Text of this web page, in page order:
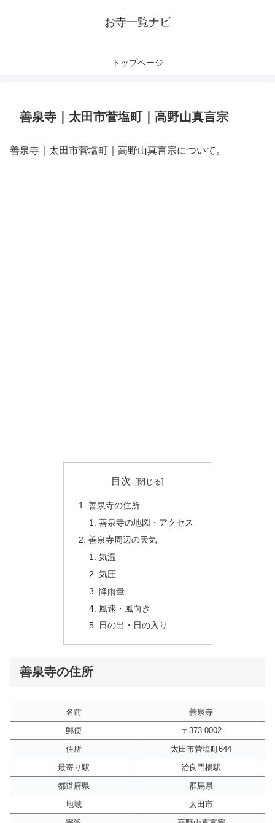
お寺一覧ナビ
トップページ
善泉寺｜太田市菅塩町｜高野山真言宗
善泉寺｜太田市菅塩町｜高野山真言宗について。
目次
善泉寺の住所
善泉寺の地図・アクセス
善泉寺周辺の天気
気温
気圧
降雨量
風速・風向き
日の出・日の入り
善泉寺の住所
名前
善泉寺
郵便
〒373-0002
住所
太田市菅塩町644
最寄り駅
治良門橋駅
都道府県
群馬県
地域
太田市